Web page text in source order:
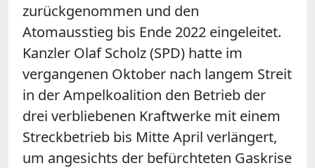
zurückgenommen und den
Atomausstieg bis Ende 2022 eingeleitet.
Kanzler Olaf Scholz (SPD) hatte im
vergangenen Oktober nach langem Streit
in der Ampelkoalition den Betrieb der
drei verbliebenen Kraftwerke mit einem
Streckbetrieb bis Mitte April verlängert,
um angesichts der befürchteten Gaskrise